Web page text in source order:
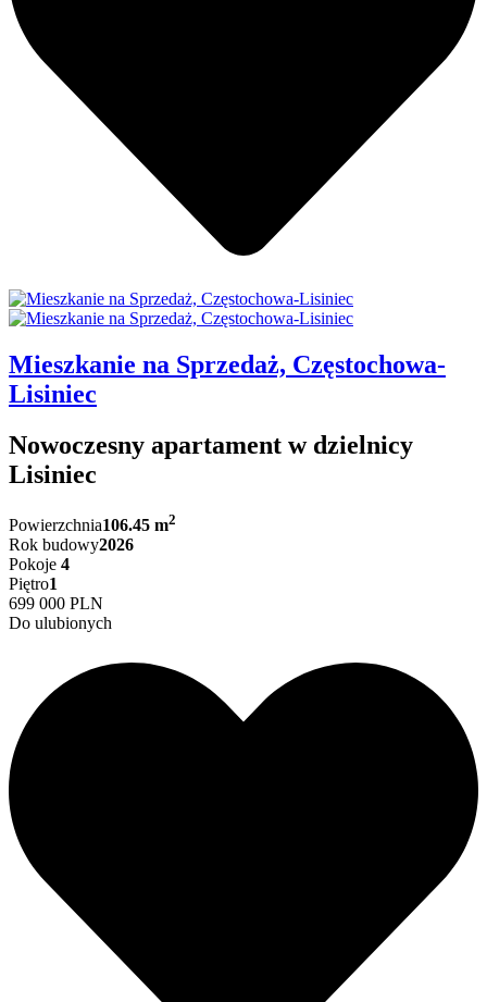
Mieszkanie na Sprzedaż, Częstochowa-
Lisiniec
Nowoczesny apartament w dzielnicy
Lisiniec
Powierzchnia106.45 m2
Rok budowy2026
Pokoje 4
Piętro1
699 000 PLN
Do ulubionych